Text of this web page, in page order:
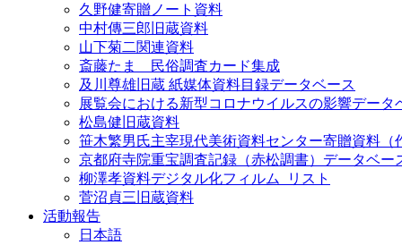
久野健寄贈ノート資料
中村傳三郎旧蔵資料
山下菊二関連資料
斎藤たま 民俗調査カード集成
及川尊雄旧蔵 紙媒体資料目録データベース
展覧会における新型コロナウイルスの影響データ
松島健旧蔵資料
笹木繁男氏主宰現代美術資料センター寄贈資料（
京都府寺院重宝調査記録（赤松調書）データベー
柳澤孝資料デジタル化フィルム_リスト
菅沼貞三旧蔵資料
活動報告
日本語